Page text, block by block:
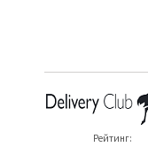
Рейтинг: